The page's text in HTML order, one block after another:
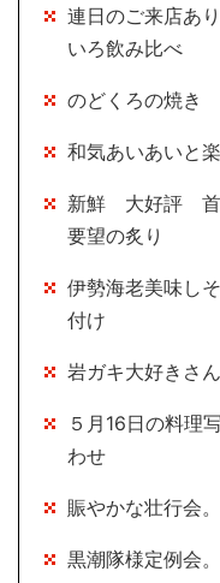
連日のご来店あ
いろ飲み比べ
のどくろの焼き
和気あいあいと
新鮮 大好評 首
要望の炙り
伊勢海老美味し
付け
岩ガキ大好きさ
５月16日の料理
わせ
賑やかな壮行会
黒潮隊様定例会